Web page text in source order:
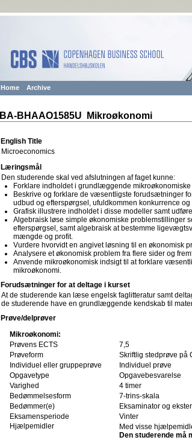
Home Archive
BA-BHAAO1585U Mikroøkonomi
English Title
Microeconomics
Læringsmål
Den studerende skal ved afslutningen af faget kunne:
Forklare indholdet i grundlæggende
Beskrive og forklare de væsentligste forudsætninger
udbud og efterspørgsel, ufuldkommen konkurrence og
Grafisk illustrere indholdet i disse modeller samt
Algebraisk løse simple økonomiske problemstillinger
efterspørgsel, samt algebraisk at bestemme
mængde og profit.
Vurdere hvorvidt en angivet løsning til en økonomisk
Analysere et økonomisk problem fra flere sider og
Anvende mikroøkonomisk indsigt til at forklare
mikroøkonomi.
Forudsætninger for at deltage i kurset
At de studerende kan læse engelsk faglitteratur samt
de studerende have en grundlæggende kendskab til
Prøve/delprøver
Mikroøkonomi:
Prøvens ECTS
7,5
Prøveform
Skriftlig stedprøve på
Individuel eller gruppeprøve
Individuel prøve
Opgavetype
Opgavebesvarelse
Varighed
4 timer
Bedømmelsesform
7-trins-skala
Bedømmer(e)
Eksaminator og
Eksamensperiode
Vinter
Hjælpemidler
Med visse
Den studerende må